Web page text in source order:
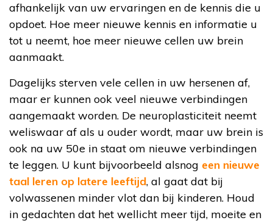
afhankelijk van uw ervaringen en de kennis die u
opdoet. Hoe meer nieuwe kennis en informatie u
tot u neemt, hoe meer nieuwe cellen uw brein
aanmaakt.
Dagelijks sterven vele cellen in uw hersenen af,
maar er kunnen ook veel nieuwe verbindingen
aangemaakt worden. De neuroplasticiteit neemt
weliswaar af als u ouder wordt, maar uw brein is
ook na uw 50e in staat om nieuwe verbindingen
te leggen. U kunt bijvoorbeeld alsnog een nieuwe
taal leren op latere leeftijd, al gaat dat bij
volwassenen minder vlot dan bij kinderen. Houd
in gedachten dat het wellicht meer tijd, moeite en